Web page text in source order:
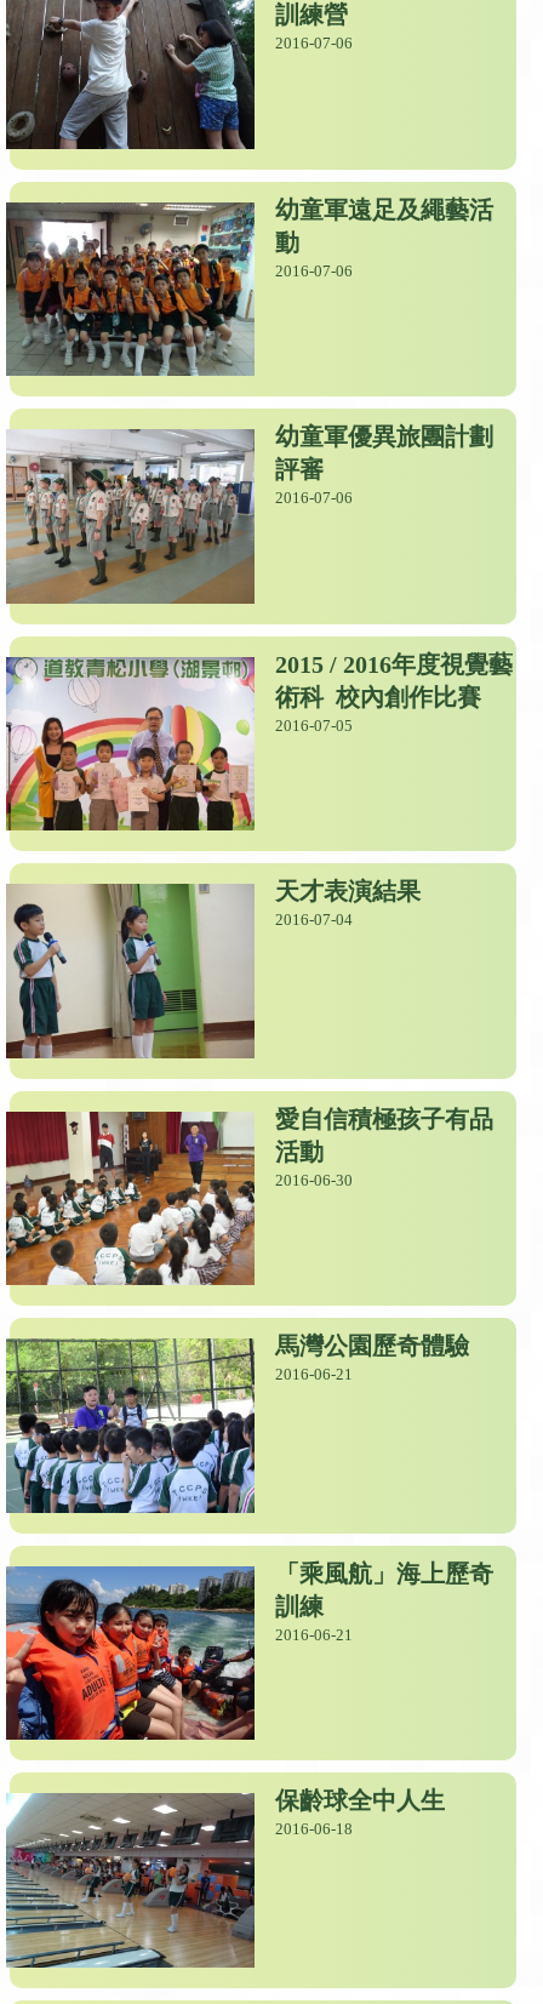
訓練營
2016-07-06
幼童軍遠足及繩藝活
動
2016-07-06
幼童軍優異旅團計劃
評審
2016-07-06
2015 / 2016年度視覺藝
術科 校內創作比賽
2016-07-05
天才表演結果
2016-07-04
愛自信積極孩子有品
活動
2016-06-30
馬灣公園歷奇體驗
2016-06-21
「乘風航」海上歷奇
訓練
2016-06-21
保齡球全中人生
2016-06-18